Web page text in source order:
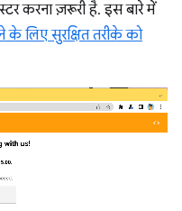
करना ज़रूरी है. इस बारे में
के लिए सुरक्षित तरीके को